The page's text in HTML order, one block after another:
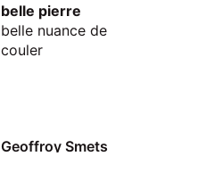
belle pierre
belle nuance de
couler
Geoffroy Smets